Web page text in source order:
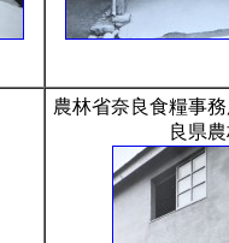
農林省奈良食糧事
良県